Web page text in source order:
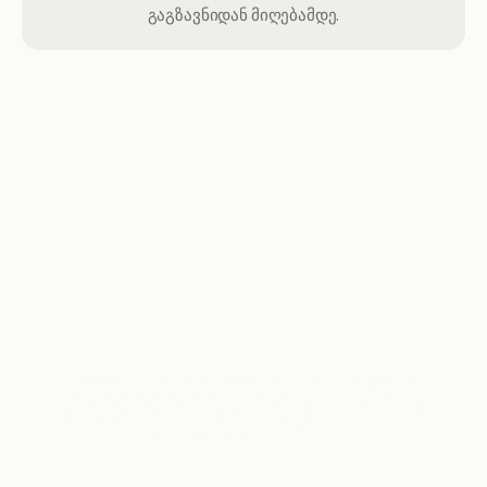
გაგზავნიდან მიღებამდე.